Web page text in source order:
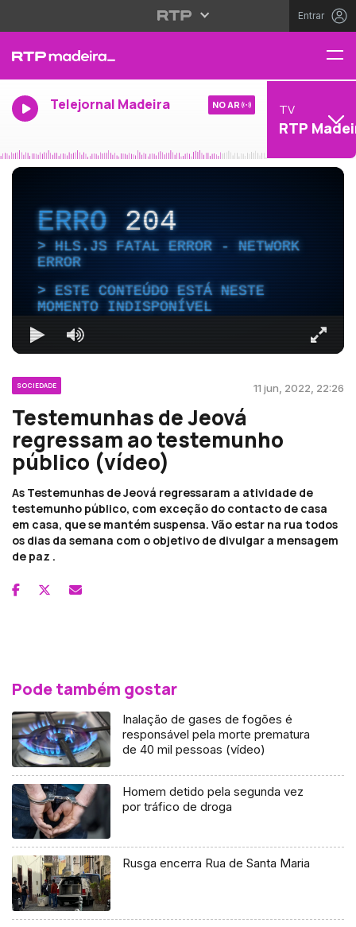
Entrar
Telejornal Madeira NO AR TV
RTP
ERRO204
HLS.JS FATAL ERROR - NETWORK
ERROR
ESTE CONTEÚDO ESTÁ NESTE
MOMENTO INDISPONÍVEL
SOCIEDADE 11 jun, 2022, 22:26
Testemunhas de Jeová
regressam ao testemunho
público (vídeo)
As Testemunhas de Jeová regressaram a atividade de
testemunho público, com exceção do contacto de casa
em casa, que se mantém suspensa. Vão estar na rua todos
os dias da semana com o objetivo de divulgar a mensagem
de paz .
Pode também gostar
Inalação de gases de fogões é
responsável pela morte prematura
de 40 mil pessoas (vídeo)
Homem detido pela segunda vez
por tráfico de droga
Rusga encerra Rua de Santa Maria